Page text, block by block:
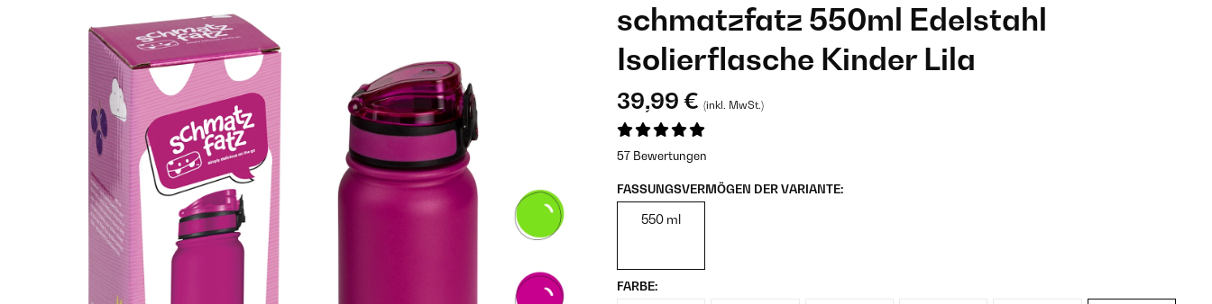
schmatzfatz 550ml Edelstahl
Isolierflasche Kinder Lila
39,99 € (inkl. MwSt.)
57 Bewertungen
FASSUNGSVERMÖGEN DER VARIANTE:
550 ml
FARBE: